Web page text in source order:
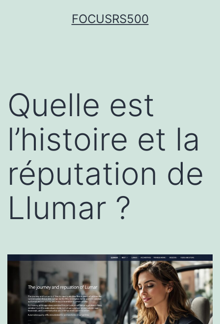
FOCUSRS500
Quelle est
l’histoire et la
réputation de
Llumar ?